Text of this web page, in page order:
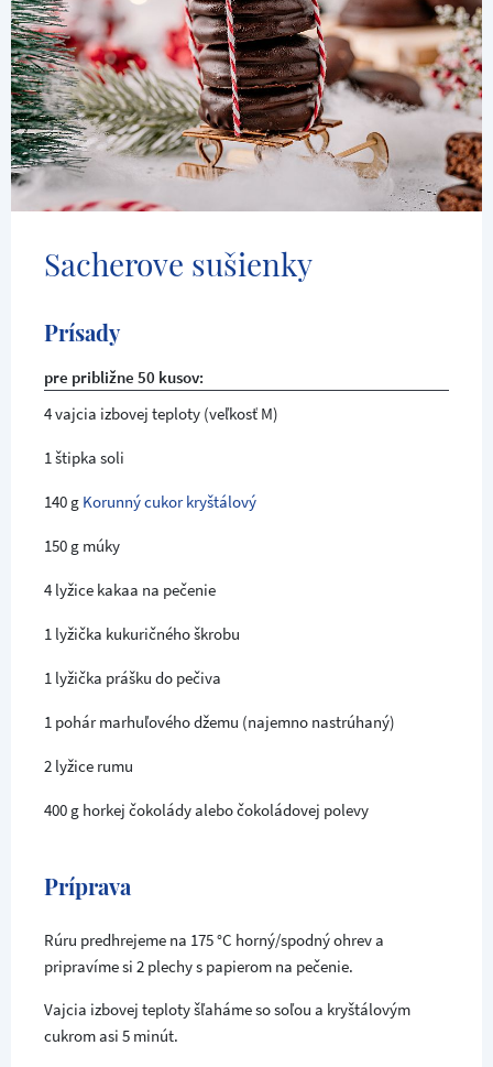
Sacherove sušienky
Prísady
pre približne 50 kusov:
4 vajcia izbovej teploty (veľkosť M)
1 štipka soli
140 g Korunný cukor kryštálový
150 g múky
4 lyžice kakaa na pečenie
1 lyžička kukuričného škrobu
1 lyžička prášku do pečiva
1 pohár marhuľového džemu (najemno nastrúhaný)
2 lyžice rumu
400 g horkej čokolády alebo čokoládovej polevy
Príprava
Rúru predhrejeme na 175 °C horný/spodný ohrev a
pripravíme si 2 plechy s papierom na pečenie.
Vajcia izbovej teploty šľaháme so soľou a kryštálovým
cukrom asi 5 minút.